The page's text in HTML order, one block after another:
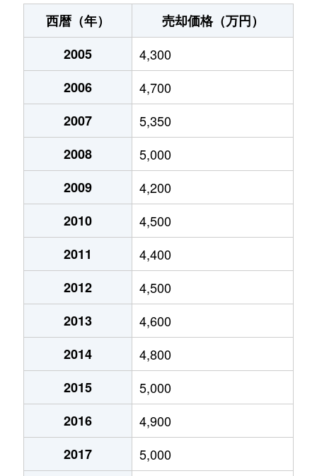
今井南町
14,000万円 武蔵小杉
上小田中
6,200万円 武蔵新城
上小田中
上小田中
8,400万円
上小田中
7,200万円
上小田中
1,000万円
上小田中
3,300万円
上小田中
38,000万円
上小田中
6,200万円
上小田中
5,900万円
上小田中
25,000万円
上小田中
6,400万円
上小田中
31,000万円
西暦（年）
売却価格（万円）
2005
4,300
2006
4,700
2007
5,350
2008
5,000
2009
4,200
2010
4,500
2011
4,400
2012
4,500
2013
4,600
2014
4,800
2015
5,000
2016
4,900
2017
5,000